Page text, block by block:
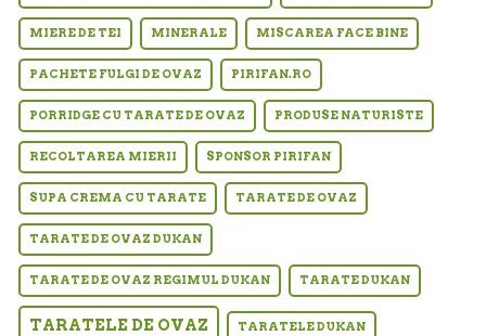
MIERE DE TEI MINERALE MISCAREA FACE BINE
PACHETE FULGI DE OVAZ PIRIFAN.RO
PORRIDGE CU TARATE DE OVAZ PRODUSE NATURISTE
RECOLTAREA MIERII SPONSOR PIRIFAN
SUPA CREMA CU TARATE TARATE DE OVAZ
TARATE DE OVAZ DUKAN
TARATE DE OVAZ REGIMUL DUKAN TARATE DUKAN
TARATELE DE OVAZ TARATELE DUKAN